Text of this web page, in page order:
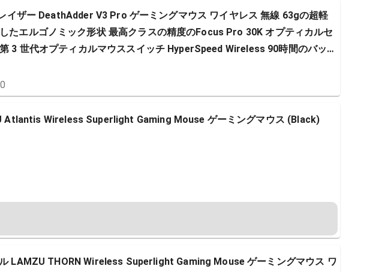
イザー DeathAdder V3 Pro ゲーミングマウス ワイヤレス 無線 63gの超軽
たエルゴノミック形状 最高クラスの精度のFocus Pro 30K オプティカルセ
3 世代オプティカルマウススイッチ HyperSpeed Wireless 90時間のバッテ
使用が可能 デスア…
Atlantis Wireless Superlight Gaming Mouse ゲーミングマウス (Black)
LAMZU THORN Wireless Superlight Gaming Mouse ゲーミングマウス ワ